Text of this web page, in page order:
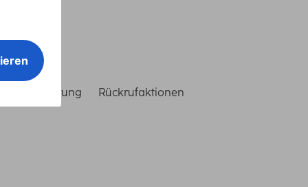
Rückrufaktionen